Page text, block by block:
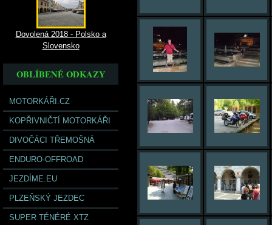
Dovolená 2018 - Polsko a
Slovensko
OBLÍBENÉ ODKAZY
MOTORKÁŘI.CZ
KOPŘIVNIČTÍ MOTORKÁŘI
DIVOČÁCI TŘEMOŠNÁ
ENDURO-OFFROAD
JEZDÍME.EU
PLZEŇSKÝ JEZDEC
SUPER TÉNÉRÉ XTZ